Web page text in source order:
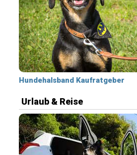
Hundehalsband Kaufratgeber
Urlaub & Reise